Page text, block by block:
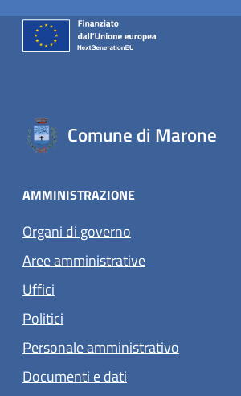
Comune di Marone
AMMINISTRAZIONE
Organi di governo
Aree amministrative
Uffici
Politici
Personale amministrativo
Documenti e dati